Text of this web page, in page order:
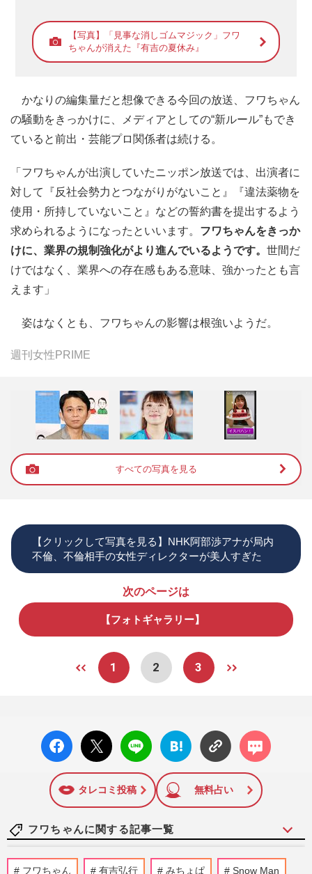
【写真】「見事な消しゴムマジック」フワ
ちゃんが消えた『有吉の夏休み』
かなりの編集量だと想像できる今回の放送、フワちゃん
の騒動をきっかけに、メディアとしての“新ルール”もでき
ていると前出・芸能プロ関係者は続ける。
「フワちゃんが出演していたニッポン放送では、出演者に
対して『反社会勢力とつながりがないこと』『違法薬物を
使用・所持していないこと』などの誓約書を提出するよう
求められるようになったといいます。 フワちゃんをきっか
けに、業界の規制強化がより進んでいるようです。 世間だ
けではなく、業界への存在感もある意味、強かったとも言
えます」
姿はなくとも、フワちゃんの影響は根強いようだ。
週刊女性PRIME
すべての写真を見る
【クリックして写真を見る】NHK阿部渉アナが局内
不倫、不倫相手の女性ディレクターが美人すぎた
次のページは
【フォトギャラリー】
1 2 3
facebo
ok い
X ポス
ト
LINE
はてな
ブック
に追加
コメン
ト
タレコミ投稿 無料占い
フワちゃんに関する記事一覧
村重杏奈、オリラジ藤森慎吾から自宅“出
フワちゃん 有吉弘行 みちょぱ Snow Man